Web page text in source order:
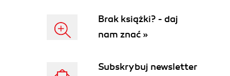
Brak książki? - daj
nam znać »
Subskrybuj newsletter